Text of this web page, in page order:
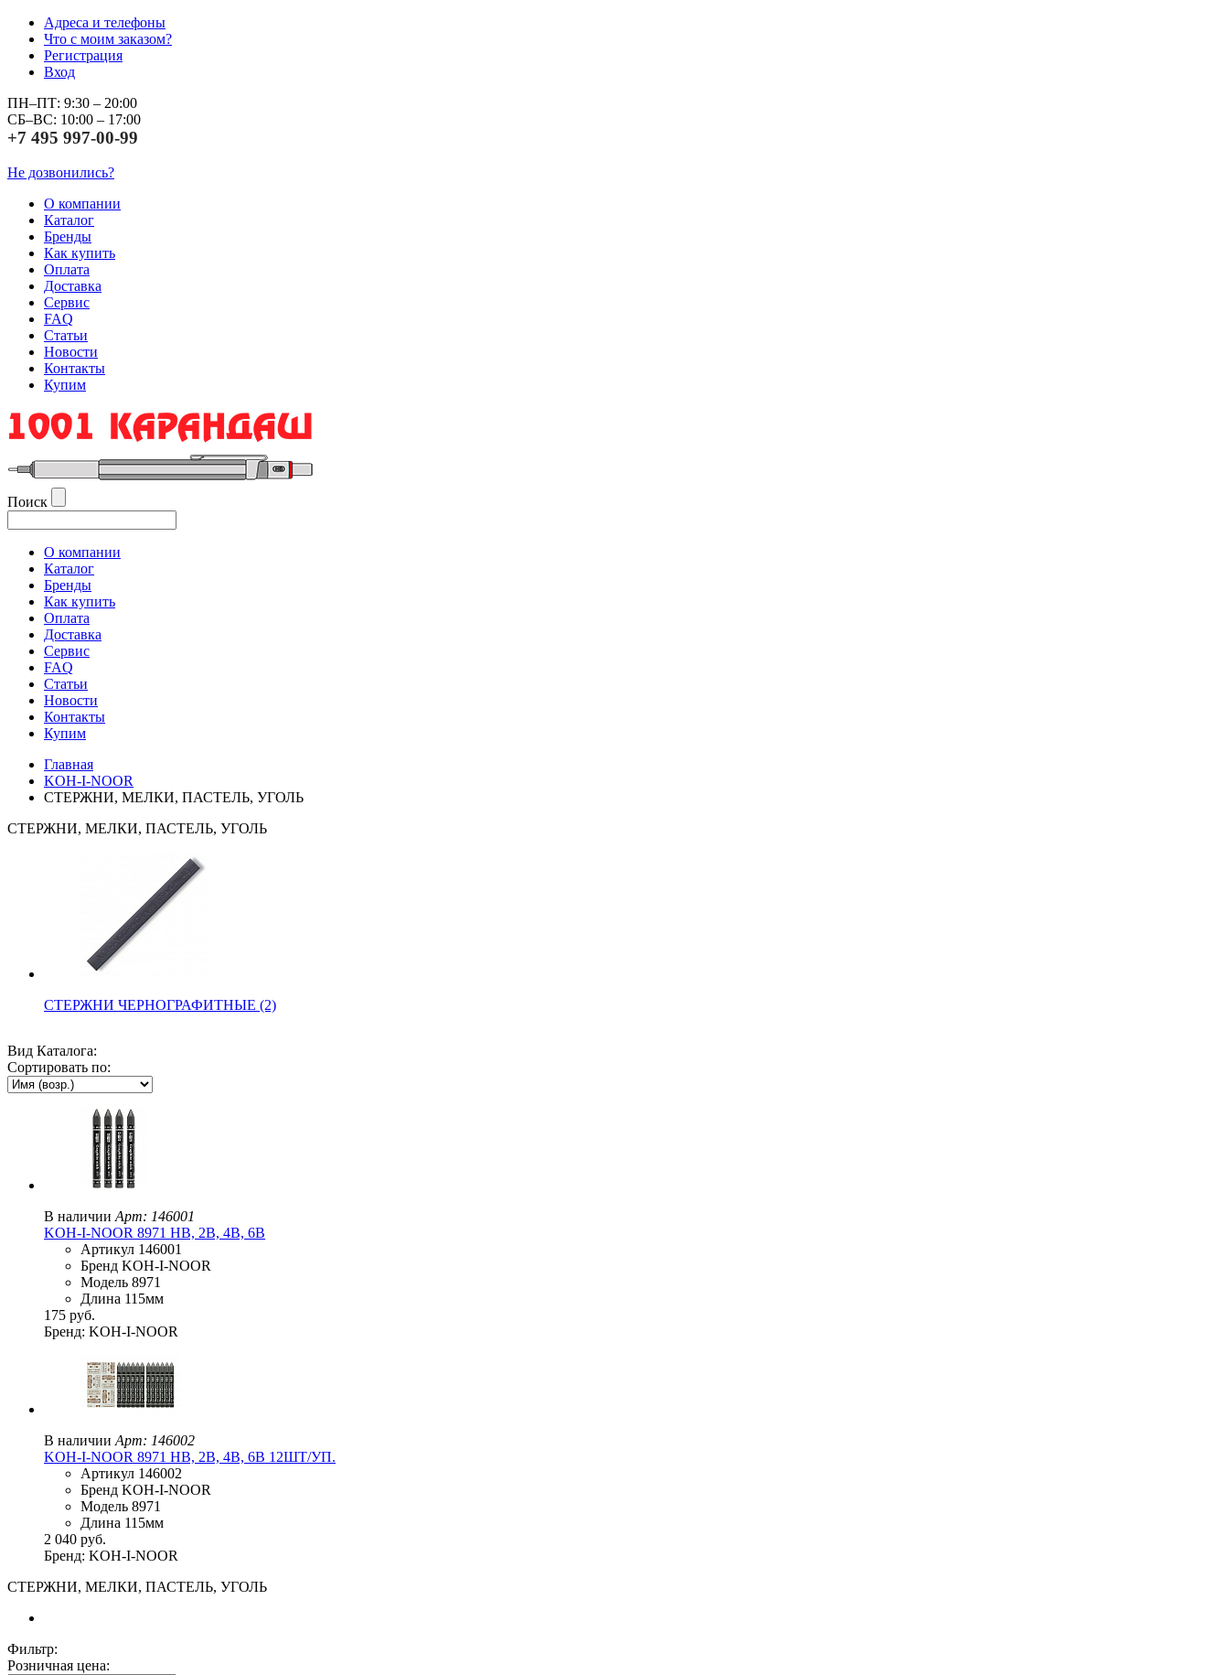
Адреса и телефоны
Что с моим заказом?
Регистрация
Вход
ПН–ПТ: 9:30 – 20:00
СБ–ВС: 10:00 – 17:00
+7 495 997-00-99
Не дозвонились?
О компании
Каталог
Бренды
Как купить
Оплата
Доставка
Сервис
FAQ
Статьи
Новости
Контакты
Купим
Поиск
О компании
Каталог
Бренды
Как купить
Оплата
Доставка
Сервис
FAQ
Статьи
Новости
Контакты
Купим
Главная
KOH-I-NOOR
СТЕРЖНИ, МЕЛКИ, ПАСТЕЛЬ, УГОЛЬ
СТЕРЖНИ, МЕЛКИ, ПАСТЕЛЬ, УГОЛЬ
СТЕРЖНИ ЧЕРНОГРАФИТНЫЕ (2)
Вид Каталога:
Сортировать по:
В наличии Арт: 146001
KOH-I-NOOR 8971 HB, 2B, 4B, 6B
Артикул 146001
Бренд KOH-I-NOOR
Модель 8971
Длина 115мм
175 руб.
Бренд: KOH-I-NOOR
В наличии Арт: 146002
KOH-I-NOOR 8971 HB, 2B, 4B, 6B 12ШТ/УП.
Артикул 146002
Бренд KOH-I-NOOR
Модель 8971
Длина 115мм
2 040 руб.
Бренд: KOH-I-NOOR
СТЕРЖНИ, МЕЛКИ, ПАСТЕЛЬ, УГОЛЬ
Фильтр:
Розничная цена: